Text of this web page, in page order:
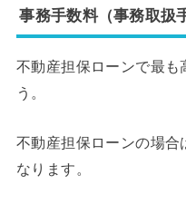
事務手数料（事務取扱
不動産担保ローンで最も
う。
不動産担保ローンの場合
なります。